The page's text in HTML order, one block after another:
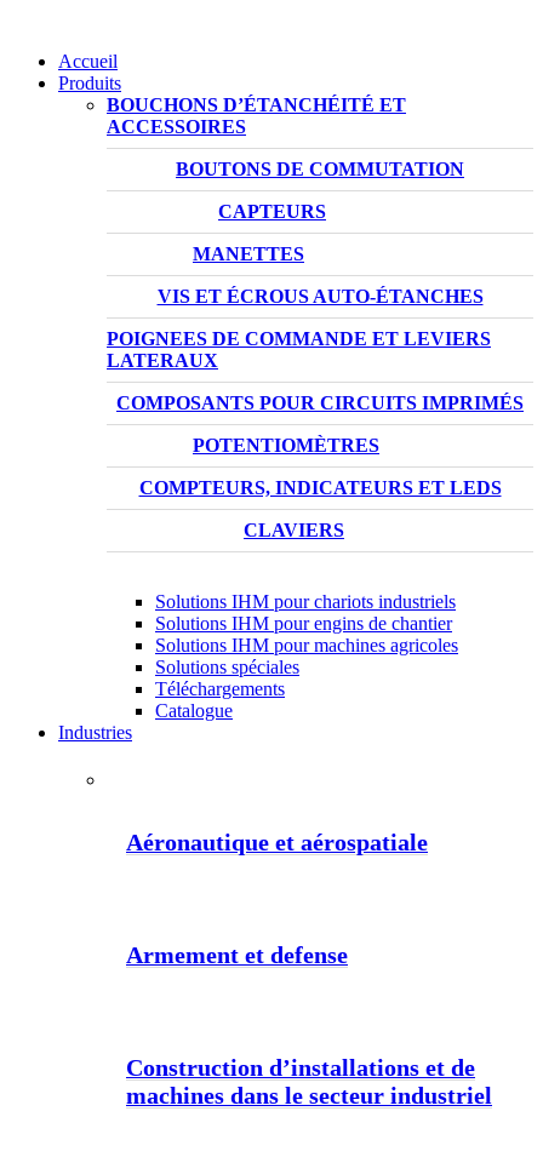
Accueil
Produits
BOUCHONS D’ÉTANCHÉITÉ ET
ACCESSOIRES
BOUTONS DE COMMUTATION
CAPTEURS
MANETTES
VIS ET ÉCROUS AUTO-ÉTANCHES
POIGNEES DE COMMANDE ET LEVIERS
LATERAUX
COMPOSANTS POUR CIRCUITS IMPRIMÉS
POTENTIOMÈTRES
COMPTEURS, INDICATEURS ET LEDS
CLAVIERS
Solutions IHM pour chariots industriels
Solutions IHM pour engins de chantier
Solutions IHM pour machines agricoles
Solutions spéciales
Téléchargements
Catalogue
Industries
Aéronautique et aérospatiale
Armement et defense
Construction d’installations et de
machines dans le secteur industriel